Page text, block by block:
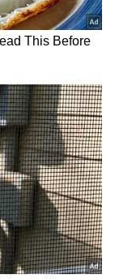
ಕಳೆದ
ಮಾಧ್ಯಮ,
ಅನುಭವವಿದೆ.
ಪದವಿ.
ಜೀವನಶೈಲಿ,